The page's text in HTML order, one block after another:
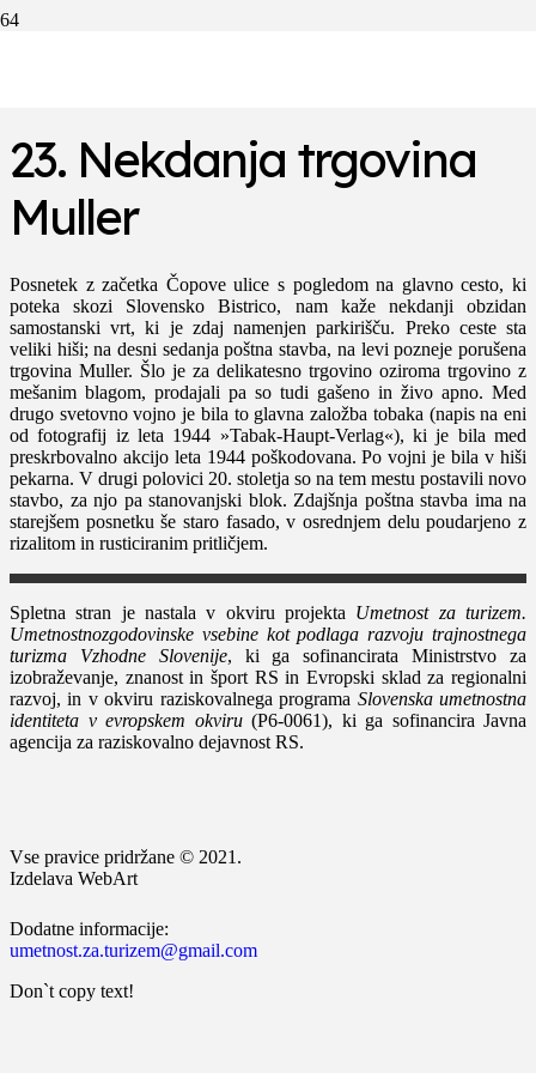
23. Nekdanja trgovina
Muller
Posnetek z začetka Čopove ulice s pogledom na glavno cesto, ki
poteka skozi Slovensko Bistrico, nam kaže nekdanji obzidan
samostanski vrt, ki je zdaj namenjen parkirišču. Preko ceste sta
veliki hiši; na desni sedanja poštna stavba, na levi pozneje porušena
trgovina Muller. Šlo je za delikatesno trgovino oziroma trgovino z
mešanim blagom, prodajali pa so tudi gašeno in živo apno. Med
drugo svetovno vojno je bila to glavna založba tobaka (napis na eni
od fotografij iz leta 1944 »Tabak-Haupt-Verlag«), ki je bila med
preskrbovalno akcijo leta 1944 poškodovana. Po vojni je bila v hiši
pekarna. V drugi polovici 20. stoletja so na tem mestu postavili novo
stavbo, za njo pa stanovanjski blok. Zdajšnja poštna stavba ima na
starejšem posnetku še staro fasado, v osrednjem delu poudarjeno z
rizalitom in rusticiranim pritličjem.
Spletna stran je nastala v okviru projekta Umetnost za turizem.
Umetnostnozgodovinske vsebine kot podlaga razvoju trajnostnega
turizma Vzhodne Slovenije, ki ga sofinancirata Ministrstvo za
izobraževanje, znanost in šport RS in Evropski sklad za regionalni
razvoj, in v okviru raziskovalnega programa Slovenska umetnostna
identiteta v evropskem okviru(P6-0061), ki ga sofinancira Javna
agencija za raziskovalno dejavnost RS.
Vse pravice pridržane © 2021.
Izdelava WebArt
Dodatne informacije:
umetnost.za.turizem@gmail.com
Don`t copy text!